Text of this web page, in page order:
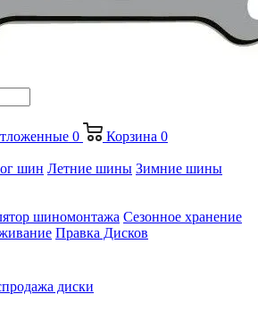
0 Корзина 0
шин Летние шины Зимние шины
шиномонтажа Сезонное хранение
Правка Дисков
диски